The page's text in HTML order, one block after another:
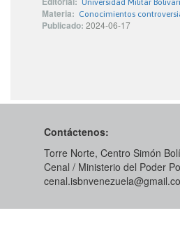
Universidad Militar
Materia: Conocimientos
Publicado: 2024-06-17
Contáctenos:
Torre Norte, Centro Simón
Cenal / Ministerio del Poder